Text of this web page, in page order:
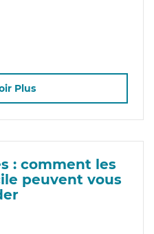
Plus
: comment les
peuvent vous